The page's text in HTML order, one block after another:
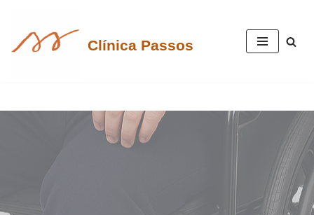
Pular
Clínica Passos